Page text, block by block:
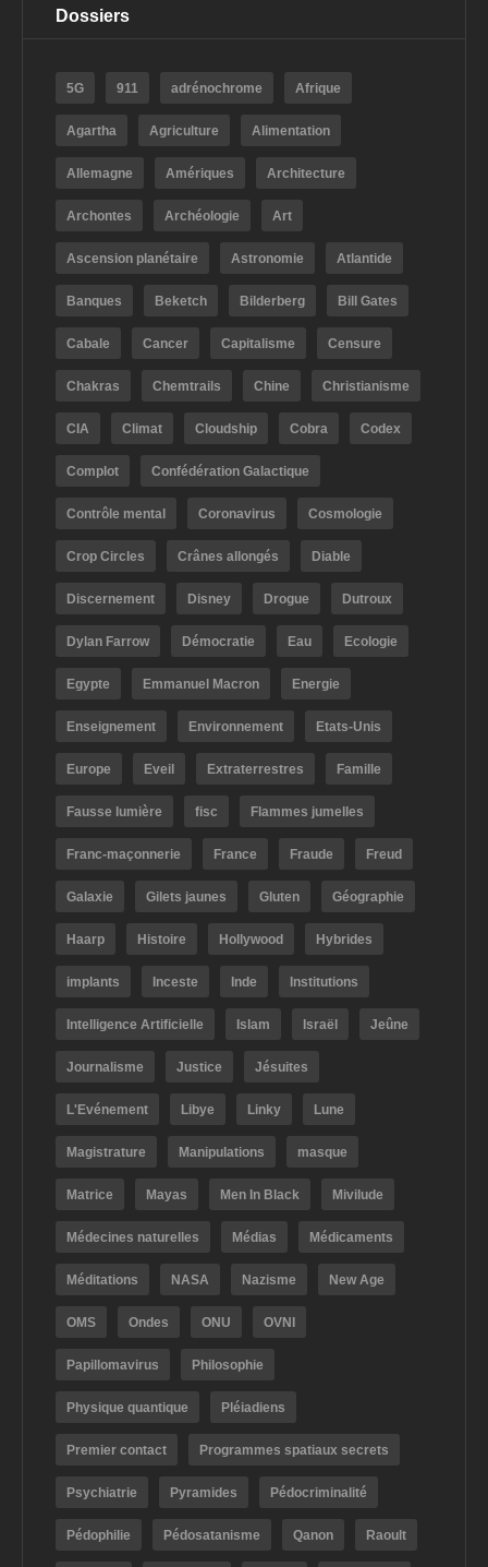
Dossiers
5G 911 adrénochrome Afrique
Agartha Agriculture Alimentation
Allemagne Amériques Architecture
Archontes Archéologie Art
Ascension planétaire Astronomie Atlantide
Banques Beketch Bilderberg Bill Gates
Cabale Cancer Capitalisme Censure
Chakras Chemtrails Chine Christianisme
CIA Climat Cloudship Cobra Codex
Complot Confédération Galactique
Contrôle mental Coronavirus Cosmologie
Crop Circles Crânes allongés Diable
Discernement Disney Drogue Dutroux
Dylan Farrow Démocratie Eau Ecologie
Egypte Emmanuel Macron Energie
Enseignement Environnement Etats-Unis
Europe Eveil Extraterrestres Famille
Fausse lumière fisc Flammes jumelles
Franc-maçonnerie France Fraude Freud
Galaxie Gilets jaunes Gluten Géographie
Haarp Histoire Hollywood Hybrides
implants Inceste Inde Institutions
Intelligence Artificielle Islam Israël Jeûne
Journalisme Justice Jésuites
L'Evénement Libye Linky Lune
Magistrature Manipulations masque
Matrice Mayas Men In Black Mivilude
Médecines naturelles Médias Médicaments
Méditations NASA Nazisme New Age
OMS Ondes ONU OVNI
Papillomavirus Philosophie
Physique quantique Pléiadiens
Premier contact Programmes spatiaux secrets
Psychiatrie Pyramides Pédocriminalité
Pédophilie Pédosatanisme Qanon Raoult